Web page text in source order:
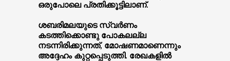
ഒരുപോലെ പ്രതിക്കൂട്ടിലാണ്.
ശബരിമലയുടെ സ്വര്‍ണം
കടത്തിക്കൊണ്ടു പോകലല്ല
നടന്നിരിക്കുന്നത്, മോഷണമാണെന്നും
അദ്ദേഹം കുറ്റപ്പെടുത്തി. രേഖകളില്‍